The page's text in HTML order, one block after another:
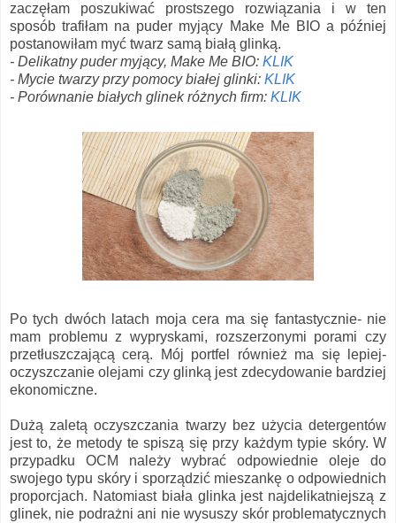
zaczęłam poszukiwać prostszego rozwiązania i w ten
sposób trafiłam na puder myjący Make Me BIO a później
postanowiłam myć twarz samą białą glinką.
- Delikatny puder myjący, Make Me BIO: KLIK
- Mycie twarzy przy pomocy białej glinki: KLIK
- Porównanie białych glinek różnych firm: KLIK
Po tych dwóch latach moja cera ma się fantastycznie- nie
mam problemu z wypryskami, rozszerzonymi porami czy
przetłuszczającą cerą. Mój portfel również ma się lepiej-
oczyszczanie olejami czy glinką jest zdecydowanie bardziej
ekonomiczne.
Dużą zaletą oczyszczania twarzy bez użycia detergentów
jest to, że metody te spiszą się przy każdym typie skóry. W
przypadku OCM należy wybrać odpowiednie oleje do
swojego typu skóry i sporządzić mieszankę o odpowiednich
proporcjach. Natomiast biała glinka jest najdelikatniejszą z
glinek, nie podrażni ani nie wysuszy skór problematycznych